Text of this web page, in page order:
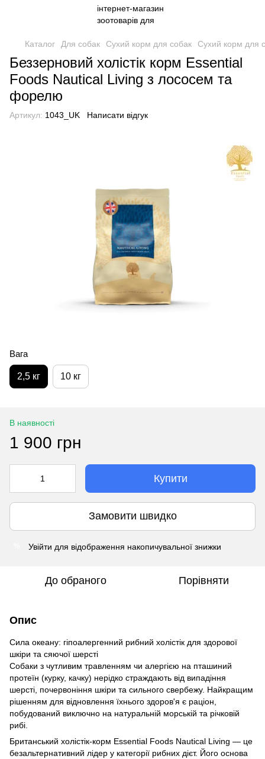
Каталог Для собак Сухий корм для собак Сухий корм для
Беззерновий холістік корм Essential
Foods Nautical Living з лососем та
форелю
Артикул: 1043_UK Написати відгук
Вага
2,5 кг 10 кг
В наявності
1 900 грн
Купити
Замовити швидко
Увійти для відображення накопичувальної знижки
До обраного Порівняти
Опис
Сила океану: гіпоалергенний рибний холістік для здорової
шкіри та сяючої шерсті
Собаки з чутливим травленням чи алергією на пташиний
протеїн (курку, качку) нерідко страждають від випадіння
шерсті, почервоніння шкіри та сильного свербежу. Найкращим
рішенням для відновлення їхнього здоров'я є раціон,
побудований виключно на натуральній морській та річковій
рибі.
Британський холістік-корм Essential Foods Nautical Living — це
безальтернативний лідер у категорії рибних дієт. Його основа